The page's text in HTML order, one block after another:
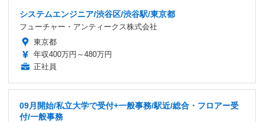
システムエンジニア/渋谷区/渋谷駅/東京都
フューチャー・アンティークス株式会社
東京都
年収400万円～480万円
正社員
09月開始/私立大学で受付+一般事務/駅近/総合・フロアー受
付/一般事務